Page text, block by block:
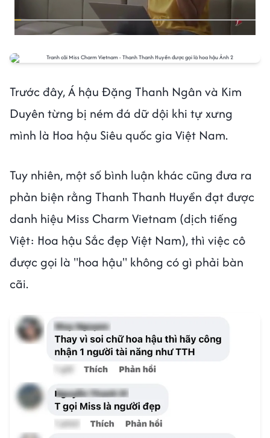
Trước đây, Á hậu Đặng Thanh Ngân và Kim
Duyên từng bị ném đá dữ dội khi tự xưng
mình là Hoa hậu Siêu quốc gia Việt Nam.
Tuy nhiên, một số bình luận khác cũng đưa ra
phản biện rằng Thanh Thanh Huyền đạt được
danh hiệu Miss Charm Vietnam (dịch tiếng
Việt: Hoa hậu Sắc đẹp Việt Nam), thì việc cô
được gọi là "hoa hậu" không có gì phải bàn
cãi.